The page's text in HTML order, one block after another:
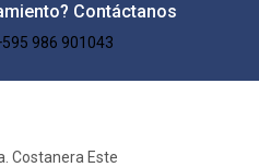
Contáctanos
986 901043​
Costanera Este